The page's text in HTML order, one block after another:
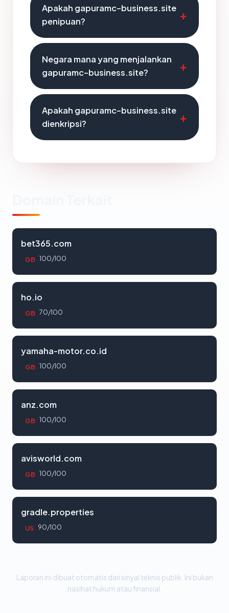
Apakah gapuramc-business.site
penipuan?
Negara mana yang menjalankan
gapuramc-business.site?
Apakah gapuramc-business.site
dienkripsi?
bet365.com
GB 100/100
ho.io
GB 70/100
yamaha-motor.co.id
GB 100/100
anz.com
GB 100/100
avisworld.com
GB 100/100
gradle.properties
US 90/100
Laporan ini dibuat otomatis dari sinyal teknis publik. Ini bukan
nasihat hukum atau finansial.